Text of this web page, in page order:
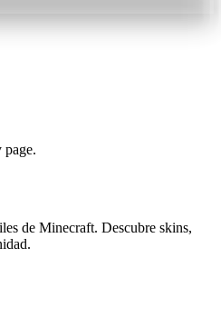
page.
de Minecraft. Descubre skins,